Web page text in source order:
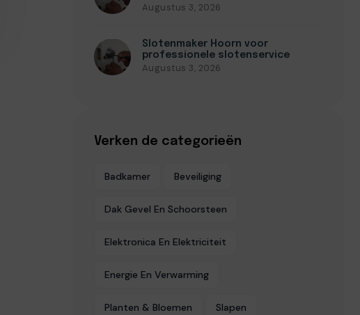
Augustus 3, 2026
Slotenmaker Hoorn voor
professionele slotenservice
Augustus 3, 2026
Verken de categorieën
Badkamer Beveiliging
Dak Gevel En Schoorsteen
Elektronica En Elektriciteit
Energie En Verwarming
Planten & Bloemen Slapen